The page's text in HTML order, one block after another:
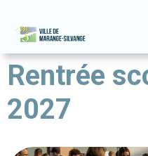
Rentrée
2027